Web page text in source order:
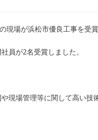
場が浜松市優良工事を受賞
員が2名受賞しました。
現場管理等に関して高い技